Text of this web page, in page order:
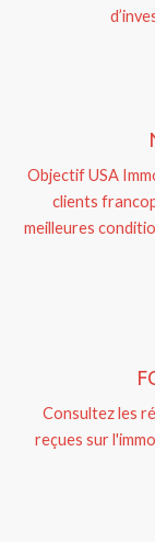
Objectif USA
clients
meilleures
Consultez les
reçues sur